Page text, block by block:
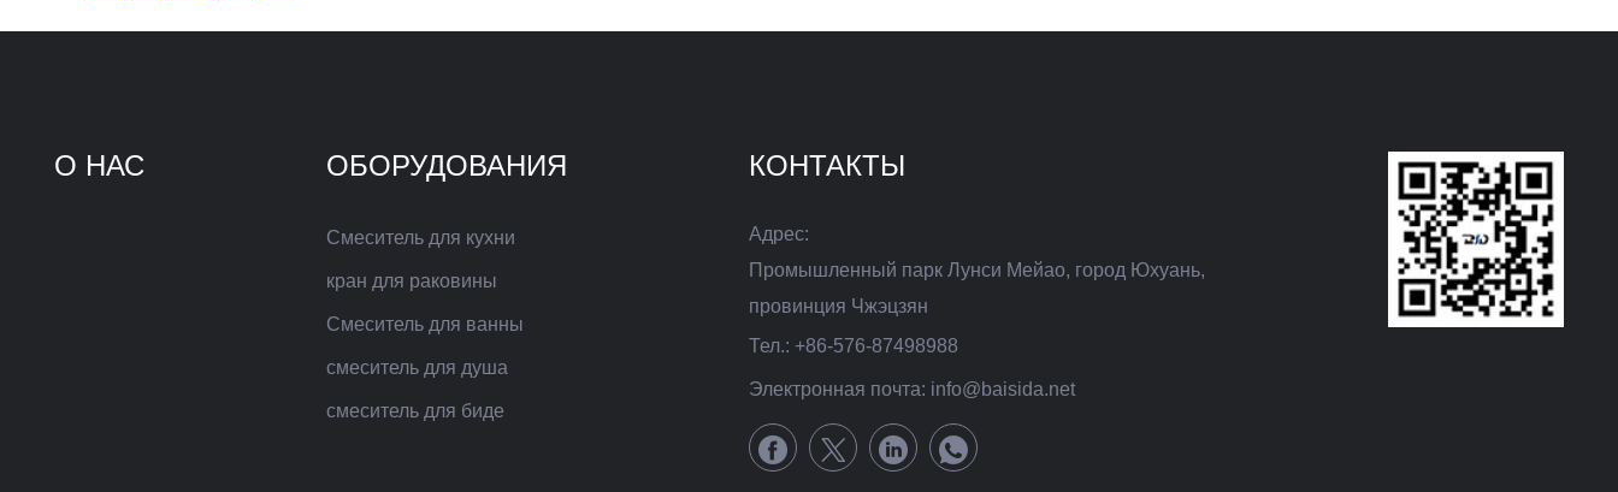
О НАС ОБОРУДОВАНИЯ
Смеситель для кухни
кран для раковины
Смеситель для ванны
смеситель для душа
смеситель для биде
КОНТАКТЫ
Адрес:
Промышленный парк Лунси Мейао, город Юхуань,
провинция Чжэцзян
Тел.: +86-576-87498988
Электронная почта: info@baisida.net